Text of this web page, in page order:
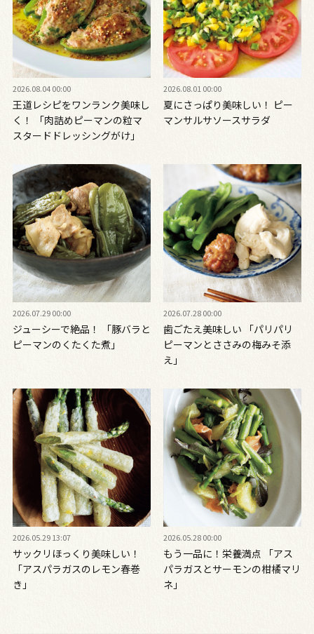
2026.08.04 00:00
王道レシピをワンランク美味し
く！ 「肉詰めピーマンの粒マ
スタードドレッシングがけ」
2026.08.01 00:00
夏にさっぱり美味しい！ ピー
マンサルサソースサラダ
2026.07.29 00:00
ジューシーで絶品！ 「豚バラと
ピーマンのくたくた煮」
2026.07.28 00:00
歯ごたえ美味しい 「パリパリ
ピーマンとささみの梅みそ添
え」
2026.05.29 13:07
サックリほっくり美味しい！
「アスパラガスのレモン春巻
き」
2026.05.28 00:00
もう一品に！栄養満点 「アス
パラガスとサーモンの柑橘マリ
ネ」